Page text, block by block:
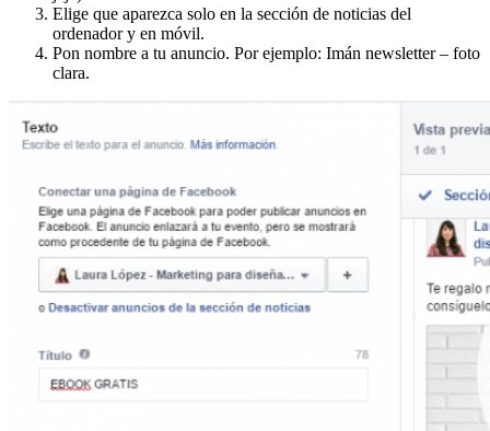
Elige que aparezca solo en la sección de noticias del
ordenador y en móvil.
Pon nombre a tu anuncio. Por ejemplo: Imán newsletter – foto
clara.